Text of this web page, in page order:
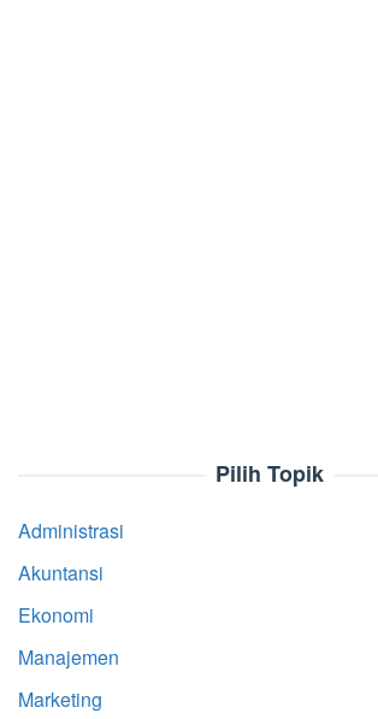
Pilih Topik
Administrasi
Akuntansi
Ekonomi
Manajemen
Marketing